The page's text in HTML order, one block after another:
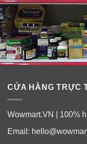
✓Tăng cường hệ
ngừa lão hóa.
✓Bổ sung Vitamin C,
✓Tăng cường hệ
ngừa lão hóa.
✓Giảm stress tức thì.
CỬA HÀNG TRỰC
Wowmart.VN | 100%
Email: